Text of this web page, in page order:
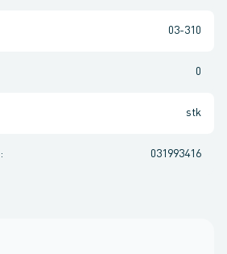
03-310
0
stk
: 031993416